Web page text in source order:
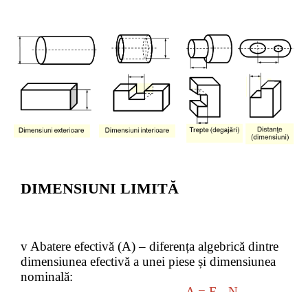
DIMENSIUNI LIMITĂ
v Abatere efectivă (A) – diferența algebrică dintre
dimensiunea efectivă a unei piese și dimensiunea
nominală: